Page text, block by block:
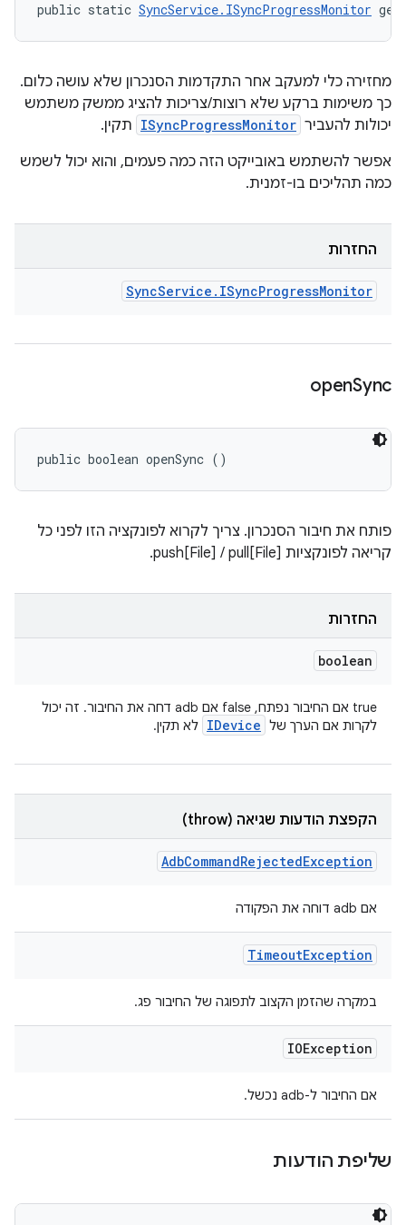
public static SyncService.ISyncProgressMonitor
מחזירה כלי למעקב אחר התקדמות הסנכרון שלא עושה כלום.
כך משימות ברקע שלא רוצות/צריכות להציג ממשק משתמש
יכולות להעביר ISyncProgressMonitor תקין.
אפשר להשתמש באובייקט הזה כמה פעמים, והוא יכול לשמש
כמה תהליכים בו-זמנית.
החזרות
SyncService . ISyncProgressMonitor
openSync
public boolean openSync ()
פותח את חיבור הסנכרון. צריך לקרוא לפונקציה הזו לפני כל
קריאה לפונקציות push[File] / pull[File].
החזרות
boolean
true אם החיבור נפתח, false אם adb דחה את החיבור. זה יכול
לקרות אם הערך של IDevice לא תקין.
הקפצת הודעות שגיאה (throw)
AdbCommandRejectedException
אם adb דוחה את הפקודה
TimeoutException
במקרה שהזמן הקצוב לתפוגה של החיבור פג.
IOException
אם החיבור ל-adb נכשל.
שליפת הודעות